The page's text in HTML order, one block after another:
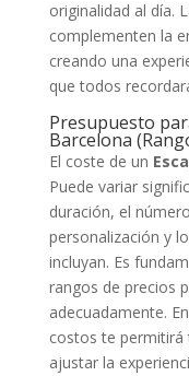
originalidad al día.
complementen la
creando una
que todos
Presupuesto
Barcelona
El coste de un
Puede variar
duración, el
personalización y
incluyan. Es
rangos de precios
adecuadamente.
costos te
ajustar la